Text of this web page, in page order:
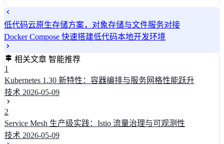
低代码云原生存储方案，对象存储与文件服务对接
Docker Compose 快速搭建低代码本地开发环境
相关文章 智能推荐
1
Kubernetes 1.30 新特性：容器编排与服务网格性能跃升
技术 2026-05-09
2
Service Mesh 生产级实践：Istio 流量治理与可观测性
技术 2026-05-09